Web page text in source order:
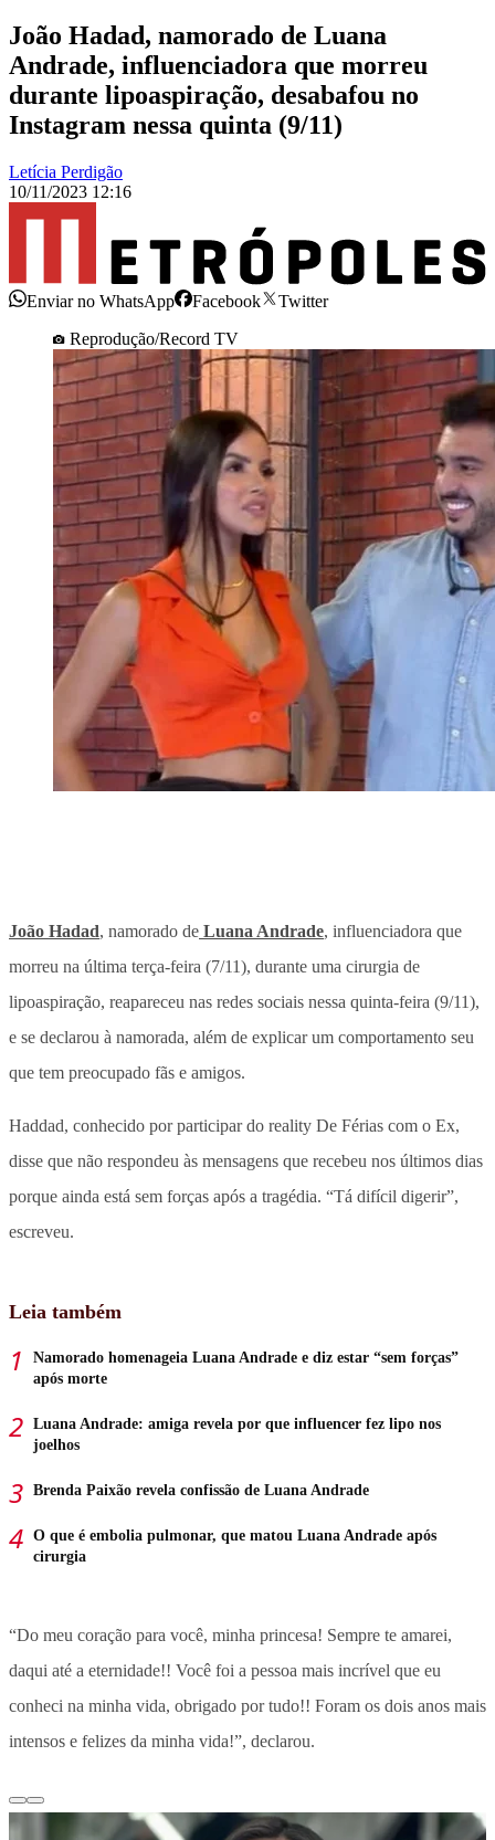
João Hadad, namorado de Luana
Andrade, influenciadora que morreu
durante lipoaspiração, desabafou no
Instagram nessa quinta (9/11)
Letícia Perdigão
10/11/2023 12:16
Enviar no WhatsApp Facebook
Twitter
Reprodução/Record TV
João Hadad, namorado de Luana Andrade, influenciadora que
morreu na última terça-feira (7/11), durante uma cirurgia de
lipoaspiração, reapareceu nas redes sociais nessa quinta-feira (9/11),
e se declarou à namorada, além de explicar um comportamento seu
que tem preocupado fãs e amigos.
Haddad, conhecido por participar do reality De Férias com o Ex,
disse que não respondeu às mensagens que recebeu nos últimos dias
porque ainda está sem forças após a tragédia. “Tá difícil digerir”,
escreveu.
Leia também
Namorado homenageia Luana Andrade e diz estar “sem forças”
após morte
Luana Andrade: amiga revela por que influencer fez lipo nos
joelhos
Brenda Paixão revela confissão de Luana Andrade
O que é embolia pulmonar, que matou Luana Andrade após
cirurgia
“Do meu coração para você, minha princesa! Sempre te amarei,
daqui até a eternidade!! Você foi a pessoa mais incrível que eu
conheci na minha vida, obrigado por tudo!! Foram os dois anos mais
intensos e felizes da minha vida!”, declarou.